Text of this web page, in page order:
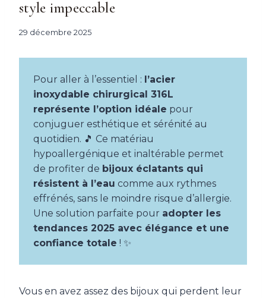
style impeccable
29 décembre 2025
Pour aller à l’essentiel : l’acier
inoxydable chirurgical 316L
représente l’option idéale pour
conjuguer esthétique et sérénité au
quotidien. 🎵 Ce matériau
hypoallergénique et inaltérable permet
de profiter de bijoux éclatants qui
résistent à l’eau comme aux rythmes
effrénés, sans le moindre risque d’allergie.
Une solution parfaite pour adopter les
tendances 2025 avec élégance et une
confiance totale ! ✨
Vous en avez assez des bijoux qui perdent leur